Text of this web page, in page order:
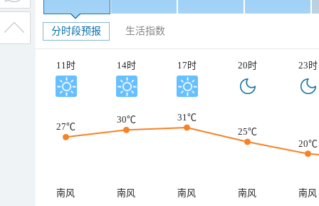
分时段预报 生活指数
11时 14时 17时 20时 23时
27℃
30℃
31℃
25℃
20℃
南风 南风 南风 南风
南风